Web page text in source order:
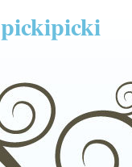
pickipicki